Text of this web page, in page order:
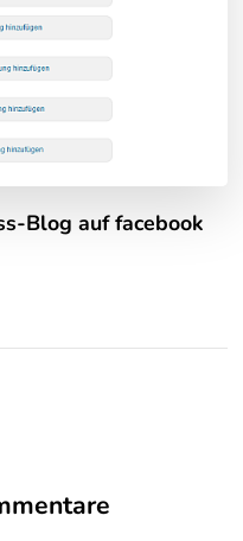
Blog auf facebook